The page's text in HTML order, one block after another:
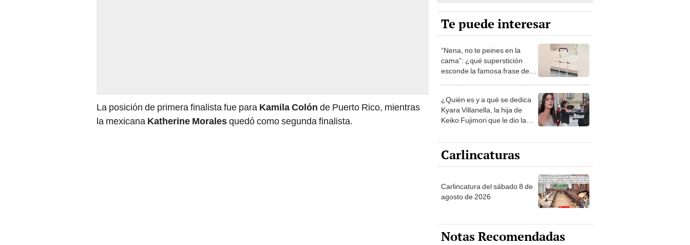
La posición de primera finalista fue para Kamila Colón de Puerto Rico, mientras
la mexicana Katherine Moralesquedó como segunda finalista.
Te puede interesar
“Nena, no te peines en la
cama”: ¿qué superstición
esconde la famosa frase de
¿Quién es y a qué se dedica
Kyara Villanella, la hija de
Keiko Fujimori que le dio la
Carlincaturas
Carlincatura del sábado 8 de
agosto de 2026
Notas Recomendadas